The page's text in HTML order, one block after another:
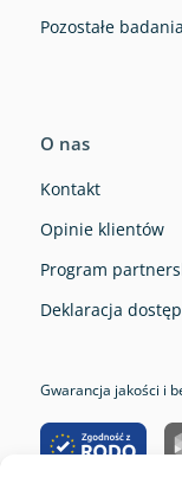
Pozostałe badania
O nas
Kontakt
Opinie klientów
Program
Deklaracja
Gwarancja jakości i